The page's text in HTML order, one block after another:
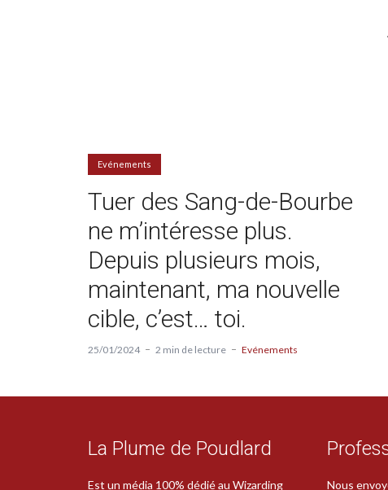
Evénements
Tuer des Sang-de-Bourbe
ne m’intéresse plus.
Depuis plusieurs mois,
maintenant, ma nouvelle
cible, c’est… toi.
25/01/2024 2 min de lecture Evénements
La Plume de Poudlard
Est un média 100% dédié au Wizarding Nous